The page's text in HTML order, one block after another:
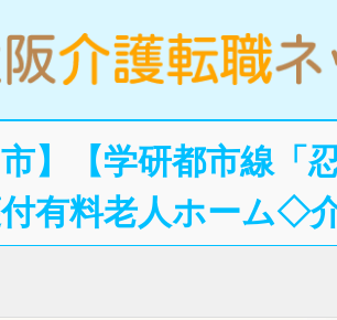
市】【学研都市線
有料老人ホーム◇